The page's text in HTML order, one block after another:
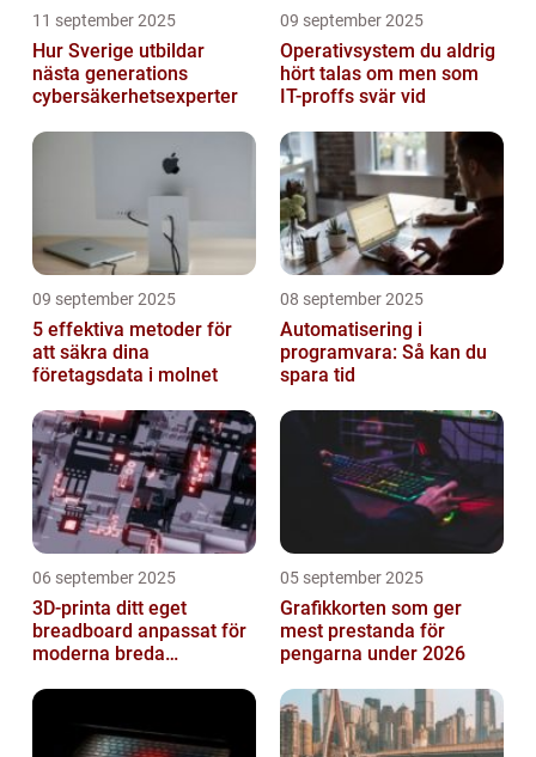
11 september 2025
Hur Sverige utbildar
nästa generations
cybersäkerhetsexperter
09 september 2025
Operativsystem du aldrig
hört talas om men som
IT-proffs svär vid
09 september 2025
5 effektiva metoder för
att säkra dina
företagsdata i molnet
08 september 2025
Automatisering i
programvara: Så kan du
spara tid
06 september 2025
3D-printa ditt eget
breadboard anpassat för
moderna breda
05 september 2025
Grafikkorten som ger
mest prestanda för
pengarna under 2026